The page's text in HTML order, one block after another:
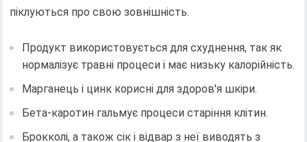
піклуються про свою зовнішність.
Продукт використовується для схуднення, так як
нормалізує травні процеси і має низьку калорійність.
Марганець і цинк корисні для здоров'я шкіри.
Бета-каротин гальмує процеси старіння клітин.
Брокколі, а також сік і відвар з неї виводять з